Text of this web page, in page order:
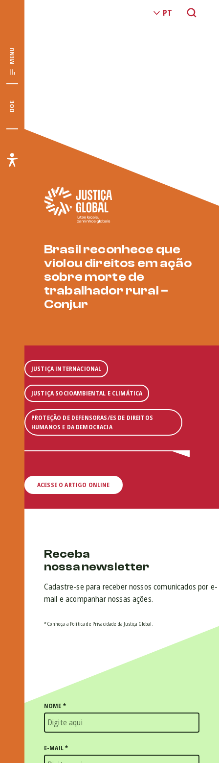
MENU
DOE
Brasil reconhece que
violou direitos em ação
sobre morte de
trabalhador rural –
Conjur
JUSTIÇA INTERNACIONAL
JUSTIÇA SOCIOAMBIENTAL E CLIMÁTICA
PROTEÇÃO DE DEFENSORAS/ES DE DIREITOS
HUMANOS E DA DEMOCRACIA
ACESSE O ARTIGO ONLINE
Receba
nossa newsletter
Cadastre-se para receber nossos comunicados por e-
mail e acompanhar nossas ações.
* Conheça a Política de Privacidade da Justiça Global.
NOME *
E-MAIL*